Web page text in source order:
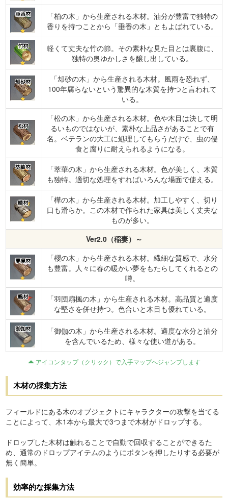
垂香材
「柏の木」から生産される木材。油分が豊富で独特の
香りを持つことから「垂香の木」ともよばれている。
竹材
軽くて丈夫な竹の節。その素朴な見た目とは裏腹に、
独特の奥ゆかしさを醸し出している。
却砂材
「却砂の木」から生産される木材。風雨を恐れず、
100年腐らないという驚異的な木質を持つと言われて
いる。
松材
「松の木」から生産される木材。色や木目は決して明
るいものではないが、素朴な上品さがあることで有
名。ベテランの大工に処理してもらうだけで、虫の侵
食と腐りに耐えられるようになる。
萃華材
「萃華の木」から生産される木材。色が美しく、木質
も独特。適切な処理をすればいろんな場面で使える。
樺材
「樺の木」から生産される木材。加工しやすく、切り
口も滑らか。この木材で作られた家具は美しく丈夫な
ものが多い。
Ver2.0（稲妻）～
夢見材
「櫻の木」から生産される木材。繊細な質感で、水分
も豊富。人々に春の暖かい夢をもたらしてくれるとの
噂。
楓材
「羽団扇楓の木」から生産される木材。高品質と適度
な堅さを併せ持つ。色合いと木目も優れている。
御伽材
「御伽の木」から生産される木材。適度な水分と油分
を含んでいるため、様々な使い道がある。
アイコンタップ（クリック）で入手マップへジャンプします
木材の採集方法
フィールドにある木のオブジェクトにキャラクターの攻撃を当てる
ことによって、木1本から最大で3つまで木材がドロップする。
ドロップした木材は触れることで自動で回収することができるた
め、通常のドロップアイテムのようにボタンを押したりする必要が
無く簡単。
効率的な採集方法